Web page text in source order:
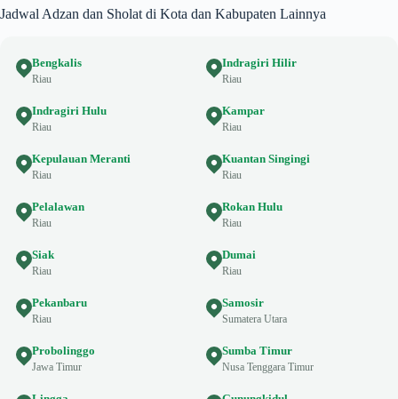
Jadwal Adzan dan Sholat di Kota dan Kabupaten Lainnya
Bengkalis
Riau
Indragiri Hilir
Riau
Indragiri Hulu
Riau
Kampar
Riau
Kepulauan Meranti
Riau
Kuantan Singingi
Riau
Pelalawan
Riau
Rokan Hulu
Riau
Siak
Riau
Dumai
Riau
Pekanbaru
Riau
Samosir
Sumatera Utara
Probolinggo
Jawa Timur
Sumba Timur
Nusa Tenggara Timur